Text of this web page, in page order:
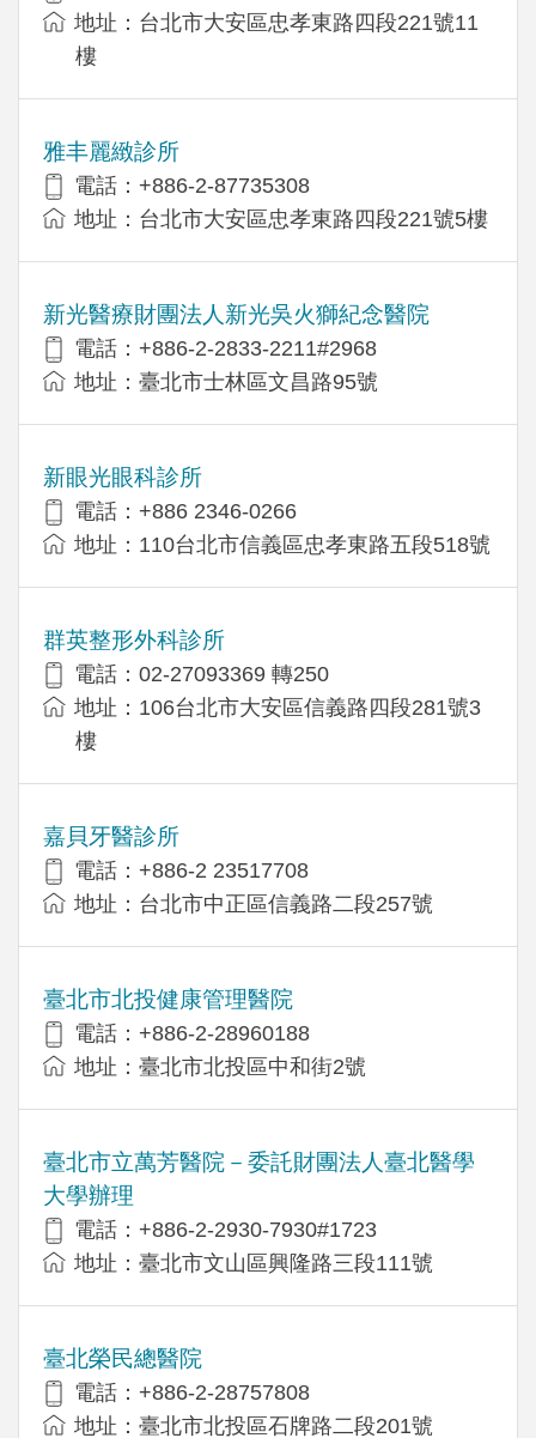
地址：台北市大安區忠孝東路四段221號11
樓
雅丰麗緻診所
電話：+886-2-87735308
地址：台北市大安區忠孝東路四段221號5樓
新光醫療財團法人新光吳火獅紀念醫院
電話：+886-2-2833-2211#2968
地址：臺北市士林區文昌路95號
新眼光眼科診所
電話：+886 2346-0266
地址：110台北市信義區忠孝東路五段518號
群英整形外科診所
電話：02-27093369 轉250
地址：106台北市大安區信義路四段281號3
樓
嘉貝牙醫診所
電話：+886-2 23517708
地址：台北市中正區信義路二段257號
臺北市北投健康管理醫院
電話：+886-2-28960188
地址：臺北市北投區中和街2號
臺北市立萬芳醫院－委託財團法人臺北醫學
大學辦理
電話：+886-2-2930-7930#1723
地址：臺北市文山區興隆路三段111號
臺北榮民總醫院
電話：+886-2-28757808
地址：臺北市北投區石牌路二段201號